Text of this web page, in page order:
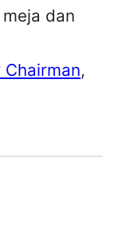
dan
Chairman